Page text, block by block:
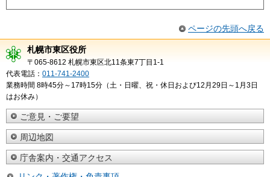
ページの先頭へ戻る
札幌市東区役所
〒065-8612 札幌市東区北11条東7丁目1-1
代表電話： 011-741-2400
業務時間 8時45分～17時15分（土・日曜、祝・休日および12月29日～1月3日
はお休み）
ご意見・ご要望
周辺地図
庁舎案内・交通アクセス